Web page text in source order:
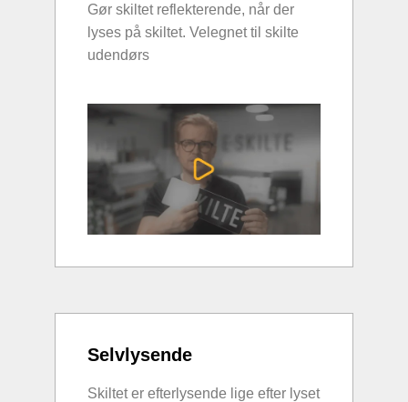
Gør skiltet reflekterende, når der
lyses på skiltet. Velegnet til skilte
udendørs
Selvlysende
Skiltet er efterlysende lige efter lyset